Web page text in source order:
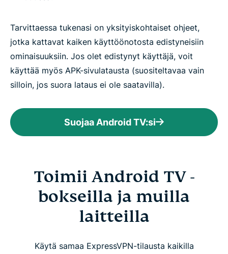
Tarvittaessa tukenasi on yksityiskohtaiset ohjeet,
jotka kattavat kaiken käyttöönotosta edistyneisiin
ominaisuuksiin. Jos olet edistynyt käyttäjä, voit
käyttää myös APK-sivulatausta (suositeltavaa vain
silloin, jos suora lataus ei ole saatavilla).
Suojaa Android TV:si
Toimii Android TV -
bokseilla ja muilla
laitteilla
Käytä samaa ExpressVPN-tilausta kaikilla